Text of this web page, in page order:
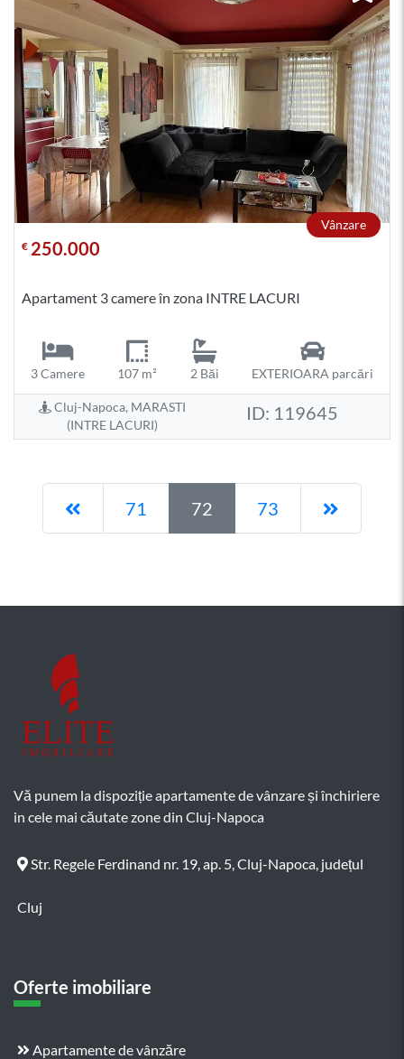
Vânzare
€ 250.000
Apartament 3 camere în zona INTRE LACURI
3 Camere 107 m² 2 Băi EXTERIOARA parcări
Cluj-Napoca, MARASTI
(INTRE LACURI)
ID: 119645
Pagina anterioară
71 72 73
Vă punem la dispoziție apartamente de vânzare și închiriere
in cele mai căutate zone din Cluj-Napoca
Str. Regele Ferdinand nr. 19, ap. 5, Cluj-Napoca, județul
Cluj
Oferte imobiliare
Apartamente de vânzăre